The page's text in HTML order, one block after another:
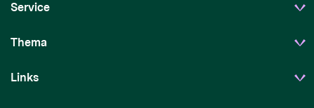
Service
Thema
Links